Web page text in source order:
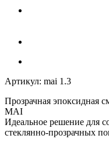
Артикул: mai 1.3
Прозрачная эпоксидная
MAI
Идеальное решение для
стеклянно-прозрачных